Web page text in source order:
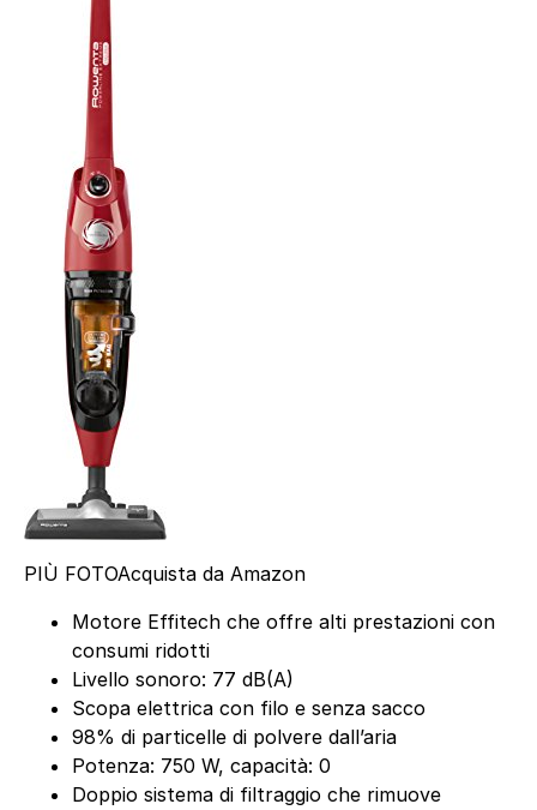
PIÙ FOTOAcquista da Amazon
Motore Effitech che offre alti prestazioni con
consumi ridotti
Livello sonoro: 77 dB(A)
Scopa elettrica con filo e senza sacco
98% di particelle di polvere dall’aria
Potenza: 750 W, capacità: 0
Doppio sistema di filtraggio che rimuove